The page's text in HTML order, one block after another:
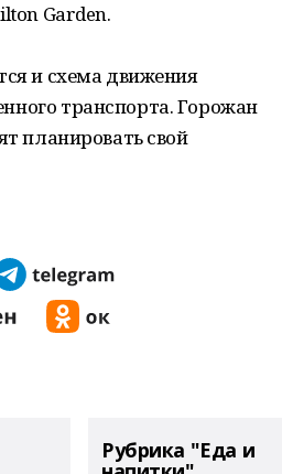
Garden.
и схема движения
транспорта. Горожан
планировать свой
Рубрика "Еда и